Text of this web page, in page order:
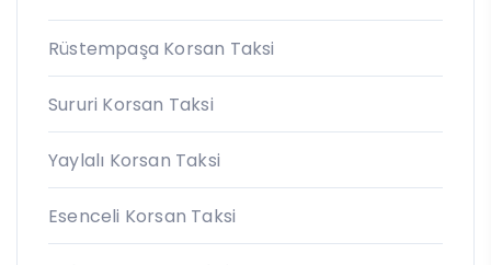
Rüstempaşa Korsan Taksi
Sururi Korsan Taksi
Yaylalı Korsan Taksi
Esenceli Korsan Taksi